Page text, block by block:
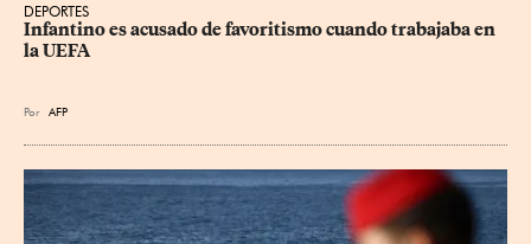
DEPORTES
Infantino es acusado de favoritismo cuando trabajaba en
la UEFA
Por AFP